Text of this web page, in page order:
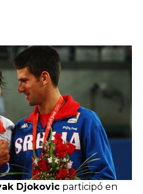
Djokovicparticipó en